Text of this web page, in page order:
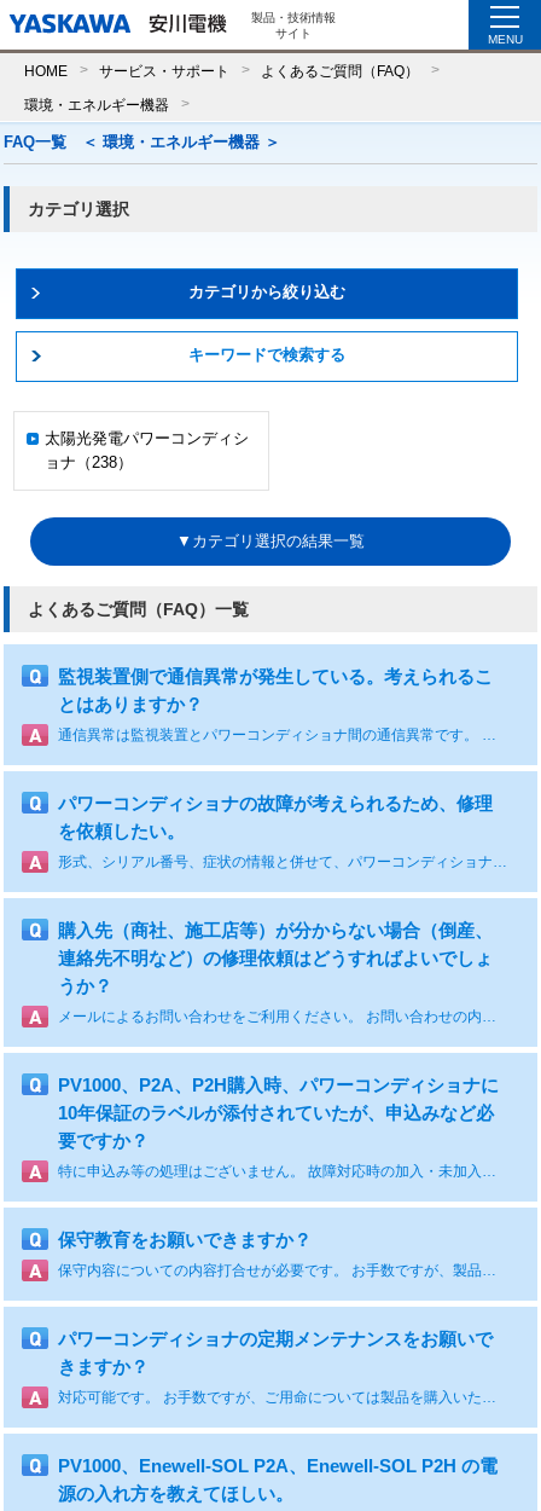
製品・技術情報
サイト
MENU
HOME サービス・サポート よくあるご質問（FAQ）
環境・エネルギー機器
FAQ一覧 ＜ 環境・エネルギー機器 ＞
カテゴリ選択
カテゴリから絞り込む
キーワードで検索する
太陽光発電パワーコンディシ
ョナ（238）
▼カテゴリ選択の結果一覧
よくあるご質問（FAQ）一覧
監視装置側で通信異常が発生している。考えられるこ
とはありますか？
通信異常は監視装置とパワーコンディショナ間の通信異常です。 通信異常の発生する原因として下記が考えられます。 ・通信ケーブルの配線間違いや断線 ・監視装置側の故障 ・パワーコンディショナ側の故障（通信回路のあるコントロール基板）
パワーコンディショナの故障が考えられるため、修理
を依頼したい。
形式、シリアル番号、症状の情報と併せて、パワーコンディショナの購入先を通じてご依頼をお願いします。
購入先（商社、施工店等）が分からない場合（倒産、
連絡先不明など）の修理依頼はどうすればよいでしょ
うか？
メールによるお問い合わせをご利用ください。 お問い合わせの内容に、修理を希望されている製品の形式、シリアル番号、発電所の住所、故障内容、分かる場合は購入先（商社、施工店等）の記載お願いします。 お調べして、お取り次ぎさせていただきます。 お電話によるお問い合わせの場合は、YASKAWAコンタクトセンタ 環境エネルギー機器窓口（0120-502-495 ガイダンス後66）へご連絡ください。
PV1000、P2A、P2H購入時、パワーコンディショナに
10年保証のラベルが添付されていたが、申込みなど必
要ですか？
特に申込み等の処理はございません。 故障対応時の加入・未加入を判断させていただくためのものです。 ラベルは製品の内扉への貼り付けをお願いします。 なお、パワーコンディショナ本体に10年保証ラベルが貼り付けてない場合は保証対象外となりますので、ご注意ください。 また、保証書はお客さまで保管をお願いします。
保守教育をお願いできますか？
保守内容についての内容打合せが必要です。 お手数ですが、製品を購入いただいた商社様へご相談をお願いします。
パワーコンディショナの定期メンテナンスをお願いで
きますか？
対応可能です。 お手数ですが、ご用命については製品を購入いただいた商社様へご連絡をお願いします。
PV1000、Enewell-SOL P2A、Enewell-SOL P2H の電
源の入れ方を教えてほしい。